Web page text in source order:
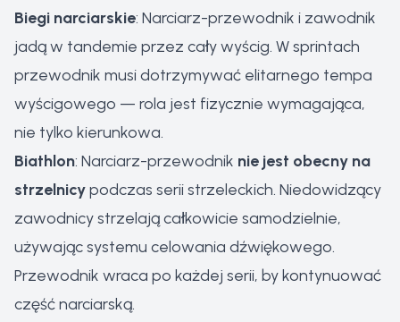
Biegi narciarskie: Narciarz-przewodnik i zawodnik
jadą w tandemie przez cały wyścig. W sprintach
przewodnik musi dotrzymywać elitarnego tempa
wyścigowego — rola jest fizycznie wymagająca,
nie tylko kierunkowa.
Biathlon: Narciarz-przewodnik nie jest obecny na
strzelnicypodczas serii strzeleckich. Niedowidzący
zawodnicy strzelają całkowicie samodzielnie,
używając systemu celowania dźwiękowego.
Przewodnik wraca po każdej serii, by kontynuować
część narciarską.